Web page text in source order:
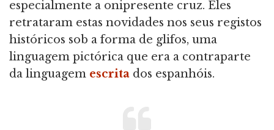
especialmente a onipresente cruz. Eles
retrataram estas novidades nos seus registos
históricos sob a forma de glifos, uma
linguagem pictórica que era a contraparte
da linguagem escrita dos espanhóis.